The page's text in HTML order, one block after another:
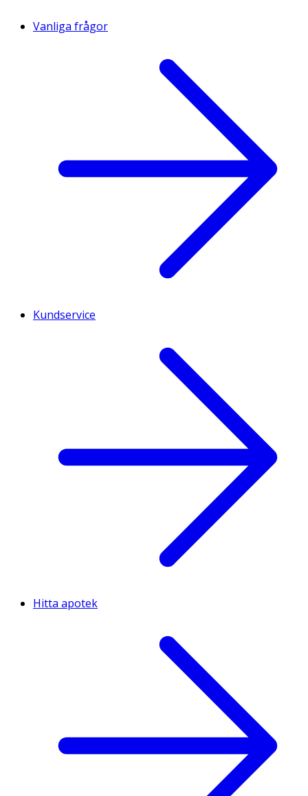
Vanliga frågor
Kundservice
Hitta apotek